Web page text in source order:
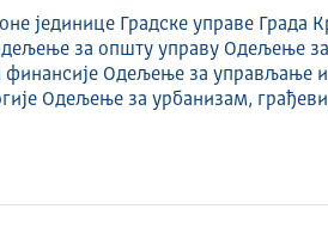
јединице Градске управе Града
за општу управу Одељење
финансије Одељење за управљање
Одељење за урбанизам,